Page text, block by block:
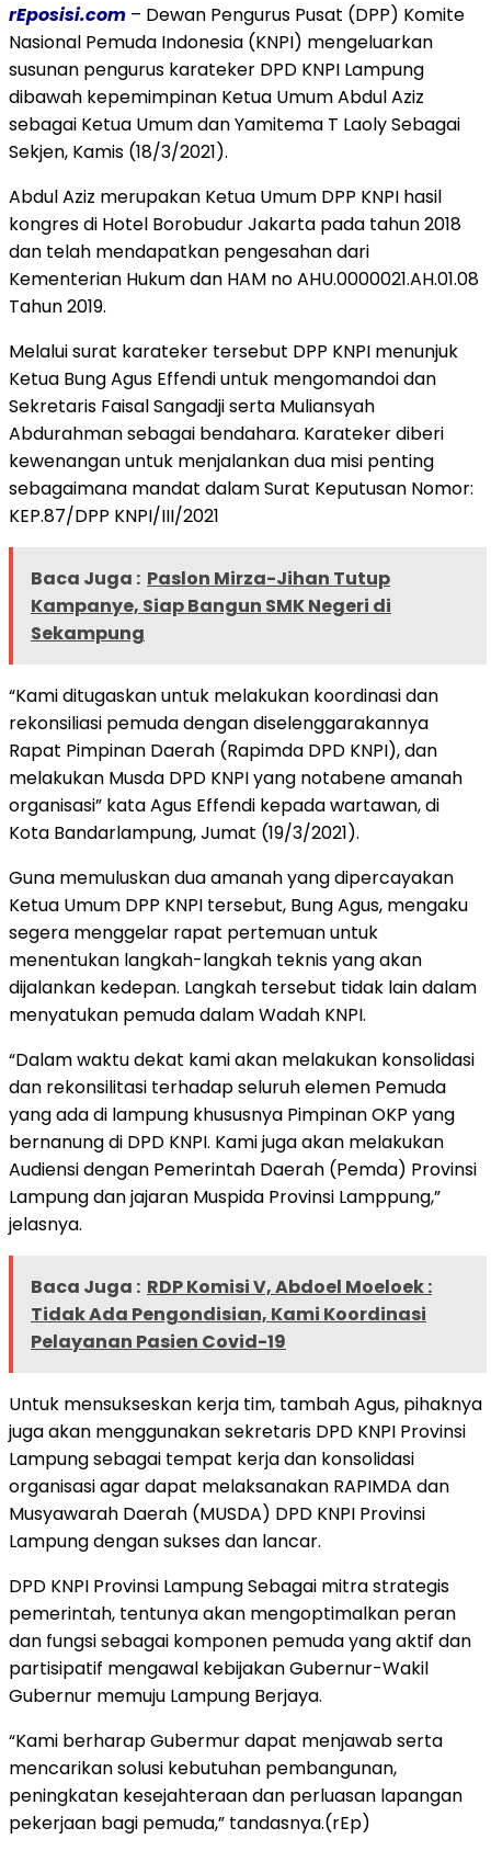
rEposisi.com – Dewan Pengurus Pusat (DPP) Komite
Nasional Pemuda Indonesia (KNPI) mengeluarkan
susunan pengurus karateker DPD KNPI Lampung
dibawah kepemimpinan Ketua Umum Abdul Aziz
sebagai Ketua Umum dan Yamitema T Laoly Sebagai
Sekjen, Kamis (18/3/2021).
Abdul Aziz merupakan Ketua Umum DPP KNPI hasil
kongres di Hotel Borobudur Jakarta pada tahun 2018
dan telah mendapatkan pengesahan dari
Kementerian Hukum dan HAM no AHU.0000021.AH.01.08
Tahun 2019.
Melalui surat karateker tersebut DPP KNPI menunjuk
Ketua Bung Agus Effendi untuk mengomandoi dan
Sekretaris Faisal Sangadji serta Muliansyah
Abdurahman sebagai bendahara. Karateker diberi
kewenangan untuk menjalankan dua misi penting
sebagaimana mandat dalam Surat Keputusan Nomor:
KEP.87/DPP KNPI/III/2021
Baca Juga : Paslon Mirza-Jihan Tutup
Kampanye, Siap Bangun SMK Negeri di
Sekampung
“Kami ditugaskan untuk melakukan koordinasi dan
rekonsiliasi pemuda dengan diselenggarakannya
Rapat Pimpinan Daerah (Rapimda DPD KNPI), dan
melakukan Musda DPD KNPI yang notabene amanah
organisasi” kata Agus Effendi kepada wartawan, di
Kota Bandarlampung, Jumat (19/3/2021).
Guna memuluskan dua amanah yang dipercayakan
Ketua Umum DPP KNPI tersebut, Bung Agus, mengaku
segera menggelar rapat pertemuan untuk
menentukan langkah-langkah teknis yang akan
dijalankan kedepan. Langkah tersebut tidak lain dalam
menyatukan pemuda dalam Wadah KNPI.
“Dalam waktu dekat kami akan melakukan konsolidasi
dan rekonsilitasi terhadap seluruh elemen Pemuda
yang ada di lampung khususnya Pimpinan OKP yang
bernanung di DPD KNPI. Kami juga akan melakukan
Audiensi dengan Pemerintah Daerah (Pemda) Provinsi
Lampung dan jajaran Muspida Provinsi Lamppung,”
jelasnya.
Baca Juga : RDP Komisi V, Abdoel Moeloek :
Tidak Ada Pengondisian, Kami Koordinasi
Pelayanan Pasien Covid-19
Untuk mensukseskan kerja tim, tambah Agus, pihaknya
juga akan menggunakan sekretaris DPD KNPI Provinsi
Lampung sebagai tempat kerja dan konsolidasi
organisasi agar dapat melaksanakan RAPIMDA dan
Musyawarah Daerah (MUSDA) DPD KNPI Provinsi
Lampung dengan sukses dan lancar.
DPD KNPI Provinsi Lampung Sebagai mitra strategis
pemerintah, tentunya akan mengoptimalkan peran
dan fungsi sebagai komponen pemuda yang aktif dan
partisipatif mengawal kebijakan Gubernur-Wakil
Gubernur memuju Lampung Berjaya.
“Kami berharap Gubermur dapat menjawab serta
mencarikan solusi kebutuhan pembangunan,
peningkatan kesejahteraan dan perluasan lapangan
pekerjaan bagi pemuda,” tandasnya.(rEp)